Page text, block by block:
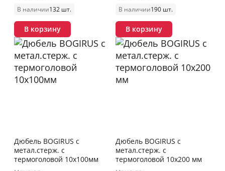
В наличии132 шт.
В корзину
В наличии190 шт.
В корзину
Дюбель BOGIRUS с
метал.стерж. с
термоголовой 10х100мм
Дюбель BOGIRUS с
метал.стерж. с
термоголовой 10х200 мм